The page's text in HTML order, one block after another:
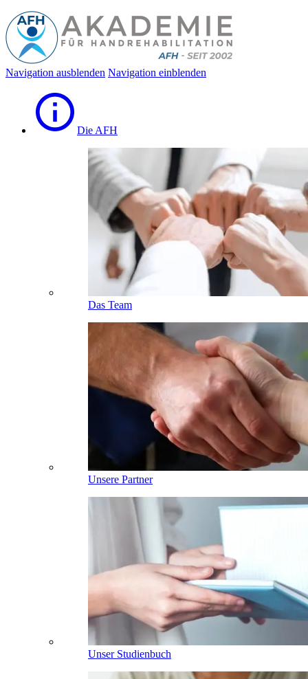
Navigation ausblenden Navigation einblenden
Die AFH
Das Team
Unsere Partner
Unser Studienbuch